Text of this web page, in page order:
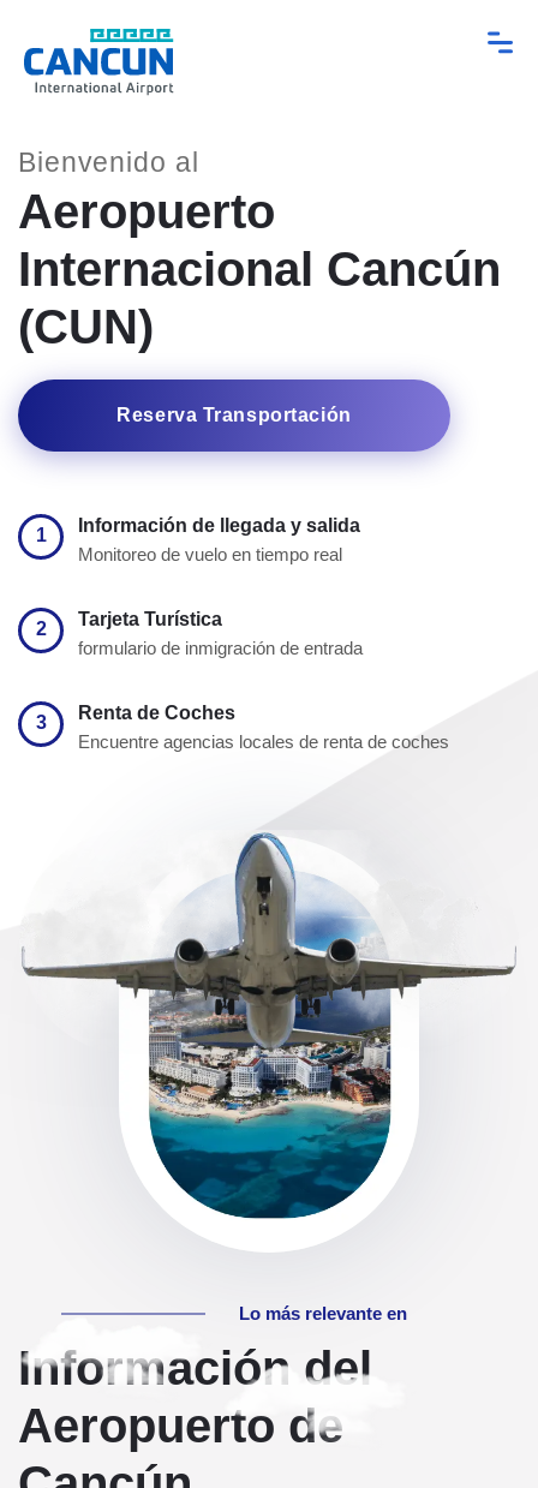
Bienvenido al
Aeropuerto
Internacional Cancún
(CUN)
Reserva Transportación
1
Información de llegada y salida
Monitoreo de vuelo en tiempo real
2
Tarjeta Turística
formulario de inmigración de entrada
3
Renta de Coches
Encuentre agencias locales de renta de coches
Lo más relevante en
Información del
Aeropuerto de